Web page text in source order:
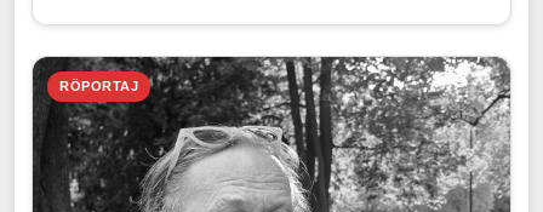
RÖPORTAJ